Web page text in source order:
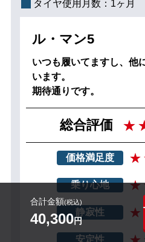
合計金額(税込)
40,300円
タイヤ使用月数： 1ヶ月
ル・マン5
いつも履いてますし、他
います。
期待通りです。
総合評価
価格満足度
乗り心地
静寂性
安定性